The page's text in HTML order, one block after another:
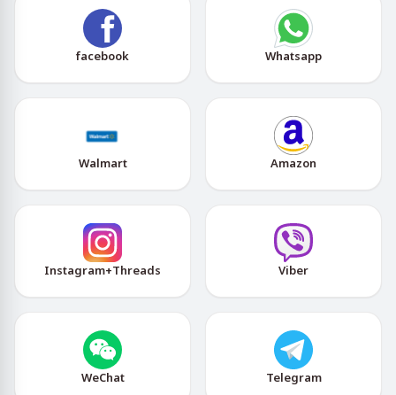
facebook Whatsapp
Walmart Amazon
Instagram+Threads Viber
WeChat Telegram